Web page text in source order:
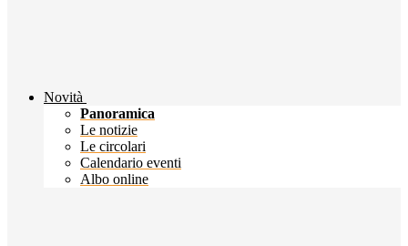
Novità
Panoramica
Le notizie
Le circolari
Calendario eventi
Albo online